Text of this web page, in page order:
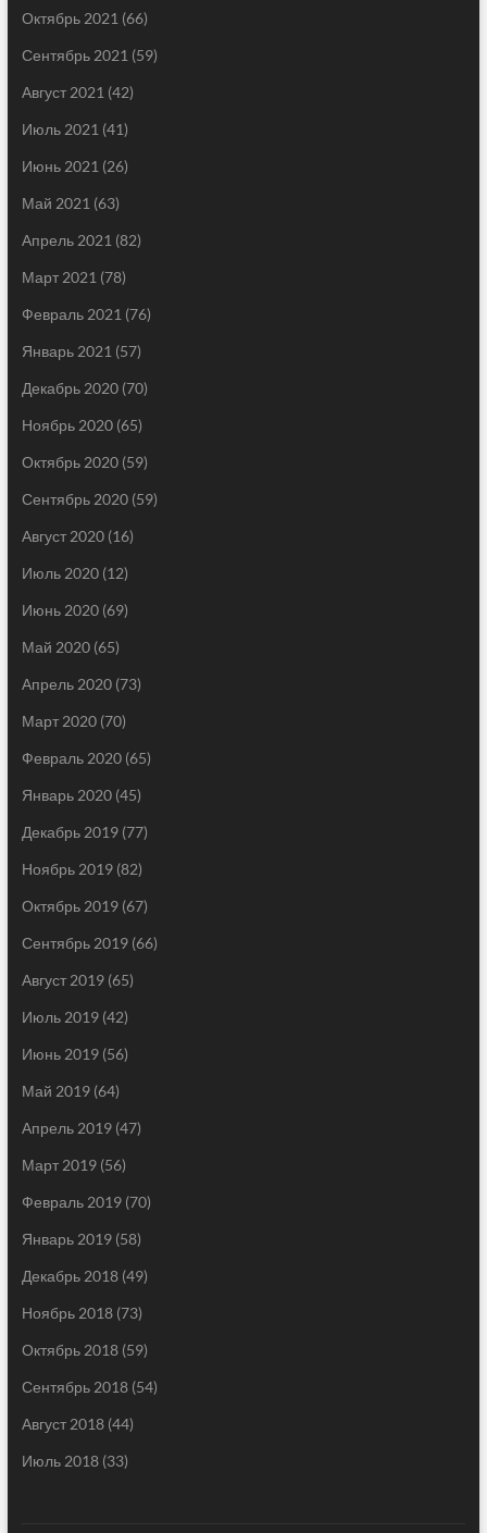
Октябрь 2021 (66)
Сентябрь 2021 (59)
Август 2021 (42)
Июль 2021 (41)
Июнь 2021 (26)
Май 2021 (63)
Апрель 2021 (82)
Март 2021 (78)
Февраль 2021 (76)
Январь 2021 (57)
Декабрь 2020(70)
Ноябрь 2020(65)
Октябрь 2020(59)
Сентябрь 2020(59)
Август 2020(16)
Июль 2020(12)
Июнь 2020(69)
Май 2020(65)
Апрель 2020(73)
Март 2020(70)
Февраль 2020(65)
Январь 2020(45)
Декабрь 2019(77)
Ноябрь 2019(82)
Октябрь 2019(67)
Сентябрь 2019(66)
Август 2019(65)
Июль 2019(42)
Июнь 2019(56)
Май 2019(64)
Апрель 2019(47)
Март 2019(56)
Февраль 2019(70)
Январь 2019(58)
Декабрь 2018(49)
Ноябрь 2018(73)
Октябрь 2018(59)
Сентябрь 2018(54)
Август 2018(44)
Июль 2018(33)